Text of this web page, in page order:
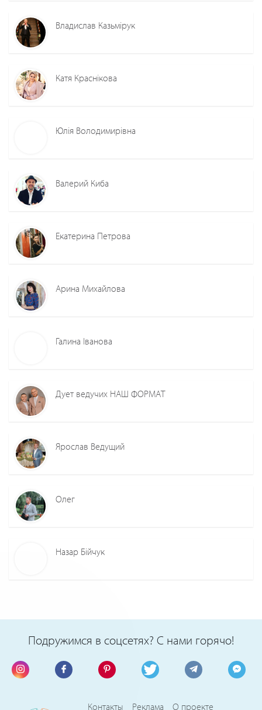
Владислав Казьмірук
Катя Краснікова
Юлія Володимирівна
Валерий Киба
Екатерина Петрова
Арина Михайлова
Галина Іванова
Дует ведучих НАШ ФОРМАТ
Ярослав Ведущий
Олег
Назар Бійчук
Подружимся в соцсетях? С нами горячо!
Контакты Реклама О проекте